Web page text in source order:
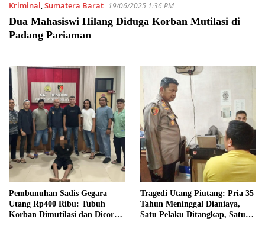
Kriminal,Sumatera Barat 19/06/2025 1:36 PM
Dua Mahasiswi Hilang Diduga Korban Mutilasi di
Padang Pariaman
Pembunuhan Sadis Gegara
Utang Rp400 Ribu: Tubuh
Korban Dimutilasi dan Dicor
Tragedi Utang Piutang: Pria 35
Tahun Meninggal Dianiaya,
Satu Pelaku Ditangkap, Satu